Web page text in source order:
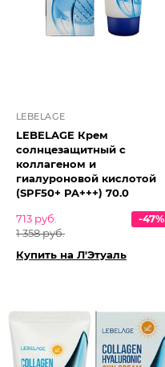
LEBELAGE
LEBELAGE Крем
солнцезащитный с
коллагеном и
гиалуроновой кислотой
(SPF50+ PA+++) 70.0
713 руб.
1 358 руб.
-47%
Купить на Л'Этуаль